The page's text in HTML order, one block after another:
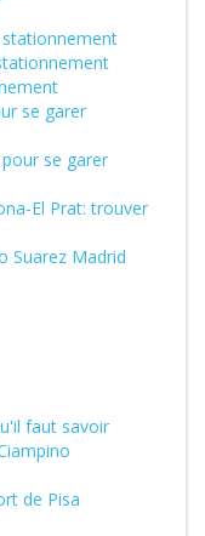
stationnement
se garer
se garer
El Prat: trouver
Suarez Madrid
faut savoir
de Pisa